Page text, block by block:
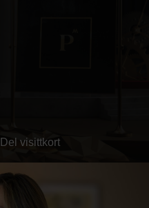
Del visittkort